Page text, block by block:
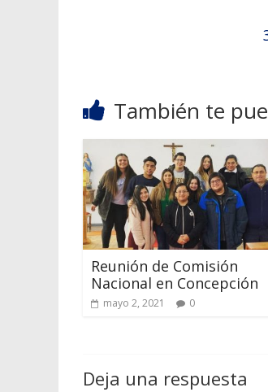
También te
Reunión de Comisión
Nacional en Concepción
mayo 2, 2021 0
Deja una respuesta